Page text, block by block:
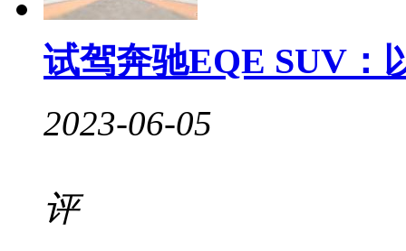
试驾奔驰EQE SUV：
2023-06-05
评